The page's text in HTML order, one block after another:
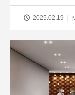
2025.02.19